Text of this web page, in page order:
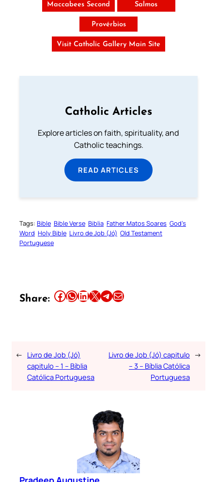
Maccabees Second Salmos
Provérbios
Visit Catholic Gallery Main Site
Catholic Articles
Explore articles on faith, spirituality, and
Catholic teachings.
READ ARTICLES
Tags: Bible Bible Verse Biblia Father Matos Soares God’s
Word Holy Bible Livro de Job (Jó) Old Testament
Portuguese
Share: Share this article on Facebook Share this article on WhatsApp Share this article on LinkedIn Share this article on X Share this article on TelegramEmail this Article
← Livro de Job (Jó)
capitulo – 1 – Bíblia
Católica Portuguesa
Livro de Job (Jó) capitulo
– 3 – Bíblia Católica
Portuguesa
→